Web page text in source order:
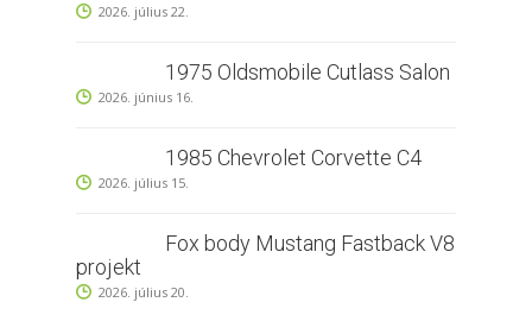
2026. július 22.
1975 Oldsmobile Cutlass Salon
2026. június 16.
1985 Chevrolet Corvette C4
2026. július 15.
Fox body Mustang Fastback V8
projekt
2026. július 20.